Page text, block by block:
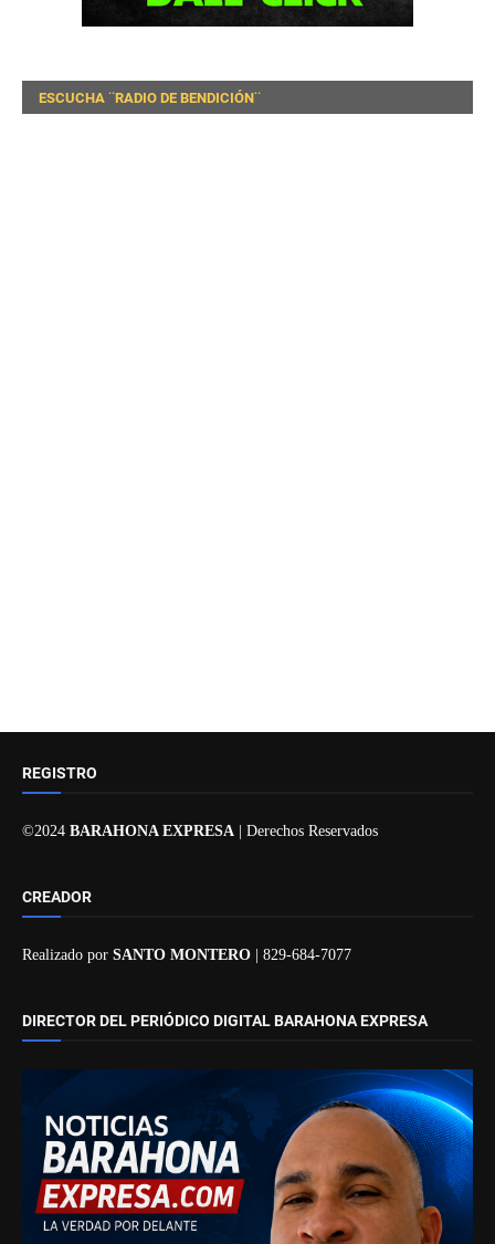
ESCUCHA ¨RADIO DE BENDICIÓN¨
REGISTRO
©2024 BARAHONA EXPRESA | Derechos Reservados
CREADOR
Realizado por SANTO MONTERO | 829-684-7077
DIRECTOR DEL PERIÓDICO DIGITAL BARAHONA EXPRESA